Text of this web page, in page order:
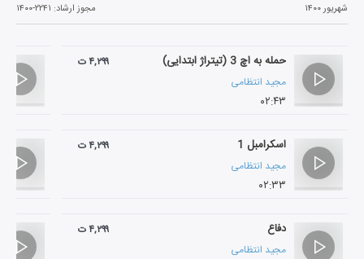
شهریور ۱۴۰۰ مجوز ارشاد: ۱۴۰۰-۲۲۴۱
حمله به اچ 3 (تیتراژ ابتدایی)
مجید انتظامی
۰۲:۴۳
۴,۲۹۹ ت
اسکرامبل 1
مجید انتظامی
۰۲:۳۳
۴,۲۹۹ ت
دفاع
مجید انتظامی
۴,۲۹۹ ت